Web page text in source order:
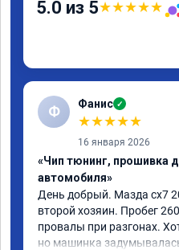
5.0 из 5★★★★★
Ф Фанис ✓
★★★★★
16 января 2026
«Чип тюнинг, прошивка
автомобиля»
День добрый. Мазда сх7
второй хозяин. Пробег
провалы при разгонах.
но машинка